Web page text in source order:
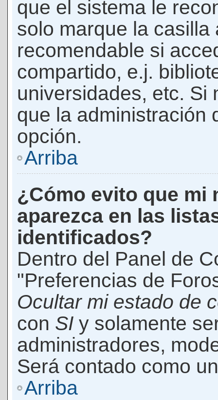
que el sistema le
solo marque la casilla
recomendable si
compartido, e.j.
universidades, etc. Si
que la administración
opción.
Arriba
¿Cómo evito que mi
aparezca en las
identificados?
Dentro del Panel de
"Preferencias de
Ocultar mi estado de
con SI y solamente
administradores,
Será contado como
Arriba